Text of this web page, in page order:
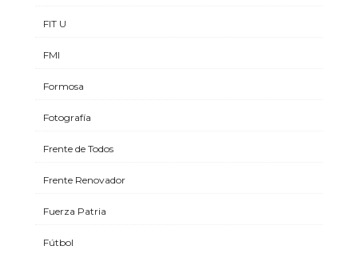
FIT U
FMI
Formosa
Fotografía
Frente de Todos
Frente Renovador
Fuerza Patria
Fútbol